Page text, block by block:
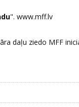
". www.mff.lv
daļu ziedo MFF